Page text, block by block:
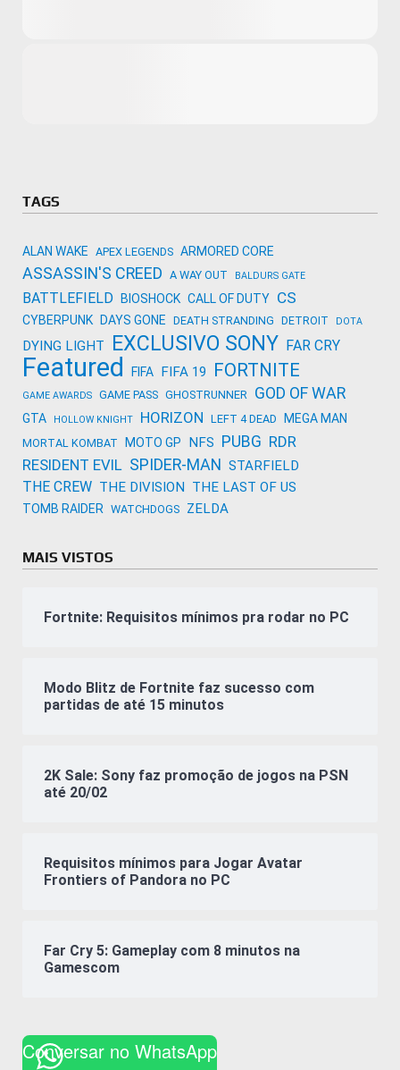
TAGS
ALAN WAKE APEX LEGENDS ARMORED CORE
ASSASSIN'S CREED A WAY OUT BALDURS GATE
BATTLEFIELD BIOSHOCK CALL OF DUTY CS
CYBERPUNK DAYS GONE DEATH STRANDING DETROIT DOTA
DYING LIGHT EXCLUSIVO SONY FAR CRY
Featured FIFA FIFA 19 FORTNITE
GAME AWARDS GAME PASS GHOSTRUNNER GOD OF WAR
GTA HOLLOW KNIGHT HORIZON LEFT 4 DEAD MEGA MAN
MORTAL KOMBAT MOTO GP NFS PUBG RDR
RESIDENT EVIL SPIDER-MAN STARFIELD
THE CREW THE DIVISION THE LAST OF US
TOMB RAIDER WATCHDOGS ZELDA
MAIS VISTOS
Fortnite: Requisitos mínimos pra rodar no PC
Modo Blitz de Fortnite faz sucesso com
partidas de até 15 minutos
2K Sale: Sony faz promoção de jogos na PSN
até 20/02
Requisitos mínimos para Jogar Avatar
Frontiers of Pandora no PC
Far Cry 5: Gameplay com 8 minutos na
Gamescom
Conversar no WhatsApp